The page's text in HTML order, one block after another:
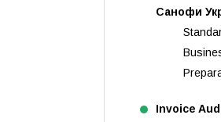
Санофи
Invoice